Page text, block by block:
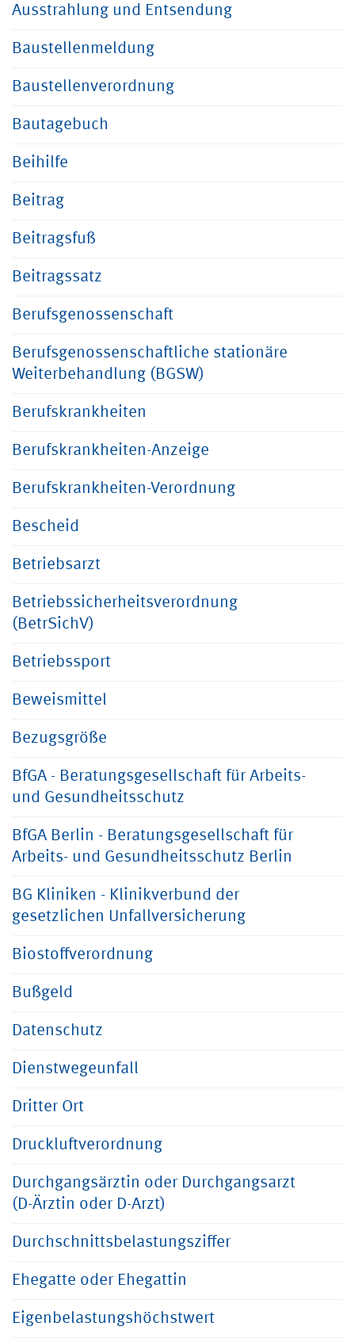
Ausstrahlung und Entsendung
Baustellenmeldung
Baustellenverordnung
Bautagebuch
Beihilfe
Beitrag
Beitragsfuß
Beitragssatz
Berufsgenossenschaft
Berufsgenossenschaftliche stationäre
Weiterbehandlung (BGSW)
Berufskrankheiten
Berufskrankheiten-Anzeige
Berufskrankheiten-Verordnung
Bescheid
Betriebsarzt
Betriebssicherheitsverordnung
(BetrSichV)
Betriebssport
Beweismittel
Bezugsgröße
BfGA - Beratungsgesellschaft für Arbeits-
und Gesundheitsschutz
BfGA Berlin - Beratungsgesellschaft für
Arbeits- und Gesundheitsschutz Berlin
BG Kliniken - Klinikverbund der
gesetzlichen Unfallversicherung
Biostoffverordnung
Bußgeld
Datenschutz
Dienstwegeunfall
Dritter Ort
Druckluftverordnung
Durchgangsärztin oder Durchgangsarzt
(D-Ärztin oder D-Arzt)
Durchschnittsbelastungsziffer
Ehegatte oder Ehegattin
Eigenbelastungshöchstwert